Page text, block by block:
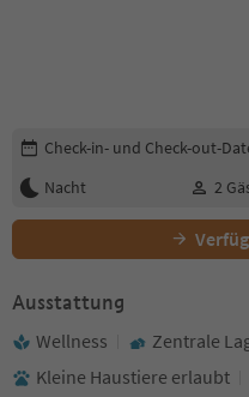
Buchungsdetails bearbeiten
Check-in- und Check-out-
Nacht
2
Ausstattung
Wellness Zentrale
Kleine Haustiere erlaubt